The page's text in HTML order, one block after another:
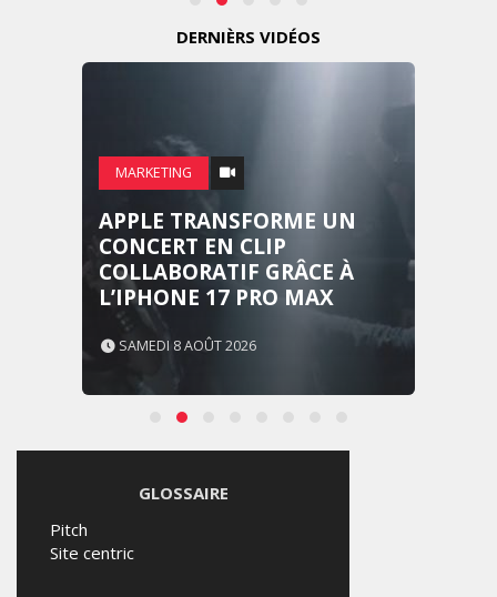
DERNIÈRS VIDÉOS
MARKETING
APPLE TRANSFORME UN
CONCERT EN CLIP
COLLABORATIF GRÂCE À
L’IPHONE 17 PRO MAX
SAMEDI 8 AOÛT 2026
GLOSSAIRE
Pitch
Site centric